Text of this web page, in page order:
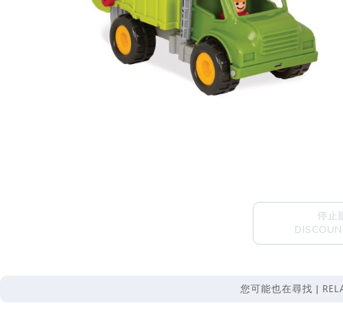
停止
您可能也在尋找 |